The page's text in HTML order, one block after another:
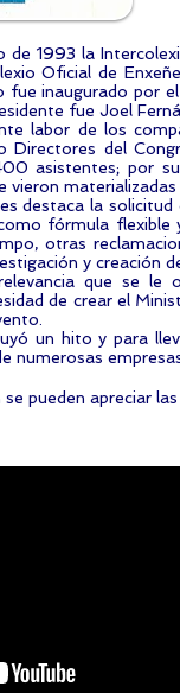
1993 la
Oficial de
fue inaugurado por
fue Joel
labor de los
Directores del
asistentes; por
vieron
destaca la
fórmula flexible
otras
y creación
que se le
de crear el
un hito y para
numerosas
pueden apreciar las